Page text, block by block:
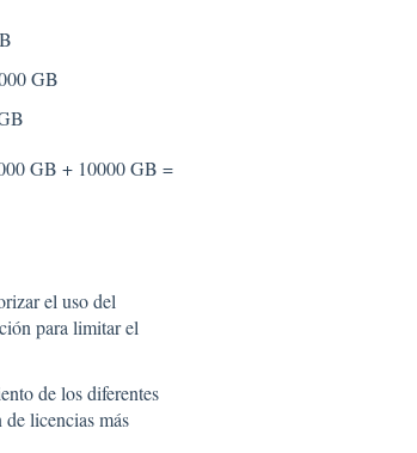
GB
GB + 10000 GB =
el uso del
para limitar el
de los diferentes
licencias más